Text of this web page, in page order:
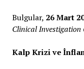
Bulgular, 26 Mart
Clinical Investigation
Kalp Krizi ve